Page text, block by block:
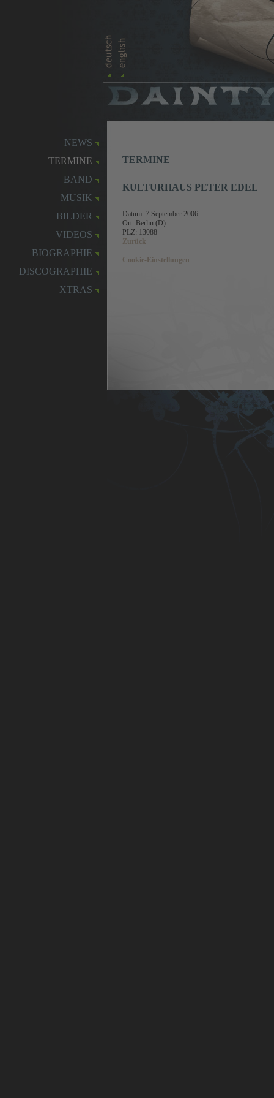
TERMINE
KULTURHAUS PETER EDEL
Datum: 7 September 2006
Ort: Berlin (D)
PLZ: 13088
Zurück
Cookie-Einstellungen
NEWS
TERMINE
BAND
MUSIK
BILDER
VIDEOS
BIOGRAPHIE
DISCOGRAPHIE
XTRAS